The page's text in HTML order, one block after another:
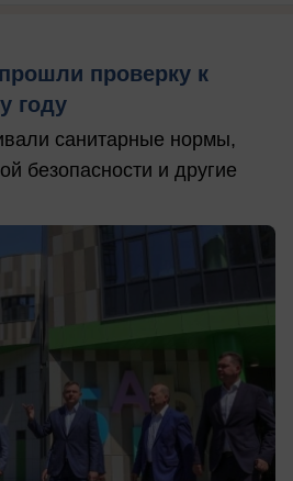
проверку к
году
санитарные нормы,
безопасности и другие